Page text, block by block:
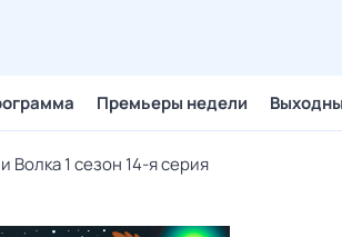
Премьеры недели
Волка 1 сезон 14-я серия